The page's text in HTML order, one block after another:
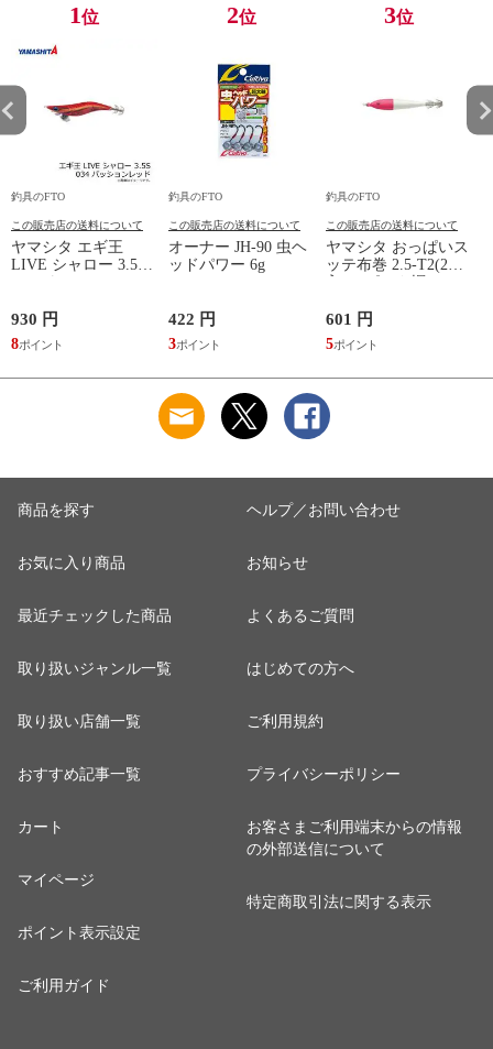
1位
釣具のFTO
この販売店の送料について
ヤマシタ エギ王
LIVE シャロー 3.5S
テープ /エギ 2019年
新製品 エギング 定
番 アオリイカ エギ
930 円
8
2位
釣具のFTO
この販売店の送料について
オーナー JH-90 虫ヘ
ッドパワー 6g
422 円
3
3位
釣具のFTO
この販売店の送料について
ヤマシタ おっぱいス
ッテ布巻 2.5-T2(2本
601 円
5
商品を探す
お気に入り商品
最近チェックした商品
取り扱いジャンル一覧
取り扱い店舗一覧
おすすめ記事一覧
カート
マイページ
ポイント表示設定
ご利用ガイド
ヘルプ／お問い合わせ
お知らせ
よくあるご質問
はじめての方へ
ご利用規約
プライバシーポリシー
お客さまご利用端末からの情報
の外部送信について
特定商取引法に関する表示